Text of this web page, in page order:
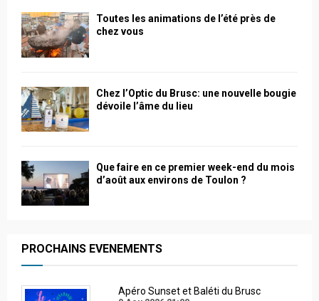
Toutes les animations de l’été près de
chez vous
Chez l’Optic du Brusc: une nouvelle bougie
dévoile l’âme du lieu
Que faire en ce premier week-end du mois
d’août aux environs de Toulon ?
PROCHAINS EVENEMENTS
Apéro Sunset et Baléti du Brusc